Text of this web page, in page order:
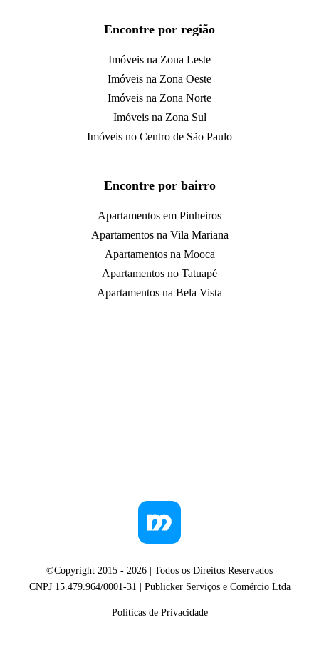
Encontre por região
Imóveis na Zona Leste
Imóveis na Zona Oeste
Imóveis na Zona Norte
Imóveis na Zona Sul
Imóveis no Centro de São Paulo
Encontre por bairro
Apartamentos em Pinheiros
Apartamentos na Vila Mariana
Apartamentos na Mooca
Apartamentos no Tatuapé
Apartamentos na Bela Vista
©Copyright 2015 - 2026 | Todos os Direitos Reservados
CNPJ 15.479.964/0001-31 | Publicker Serviços e Comércio Ltda
Políticas de Privacidade